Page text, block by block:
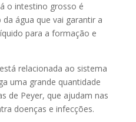
o intestino grosso é
água que vai garantir a
para a formação e
relacionada ao sistema
uma grande quantidade
de Peyer, que ajudam nas
doenças e infecções.